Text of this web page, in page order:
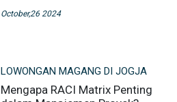
October,26 2024
LOWONGAN MAGANG DI JOGJA
Mengapa RACI Matrix Penting